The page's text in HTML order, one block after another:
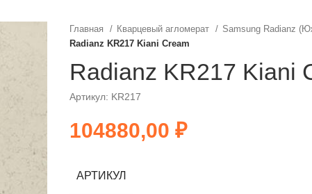
Akrilika
Hanex
Grandex
Corian
Hi-Macs
Staron
Главная Кварцевый агломерат
Samsung Radianz
Radianz KR217 Kiani Cream
Radianz KR217 Kiani
Артикул: KR217
₽
АРТИКУЛ